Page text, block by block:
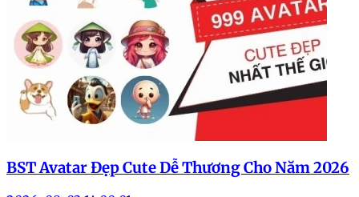
BST Avatar Đẹp Cute Dễ Thương Cho Năm 2026